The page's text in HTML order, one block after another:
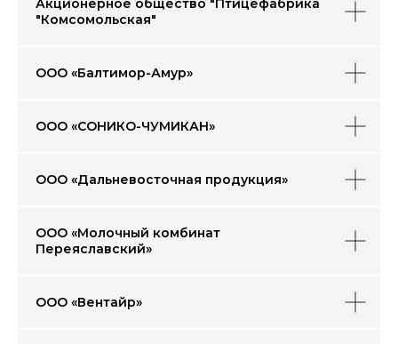
Акционерное общество "Птицефабрика
"Комсомольская"
ООО «Балтимор-Амур»
ООО «СОНИКО-ЧУМИКАН»
ООО «Дальневосточная продукция»
ООО «Молочный комбинат
Переяславский»
ООО «Вентайр»